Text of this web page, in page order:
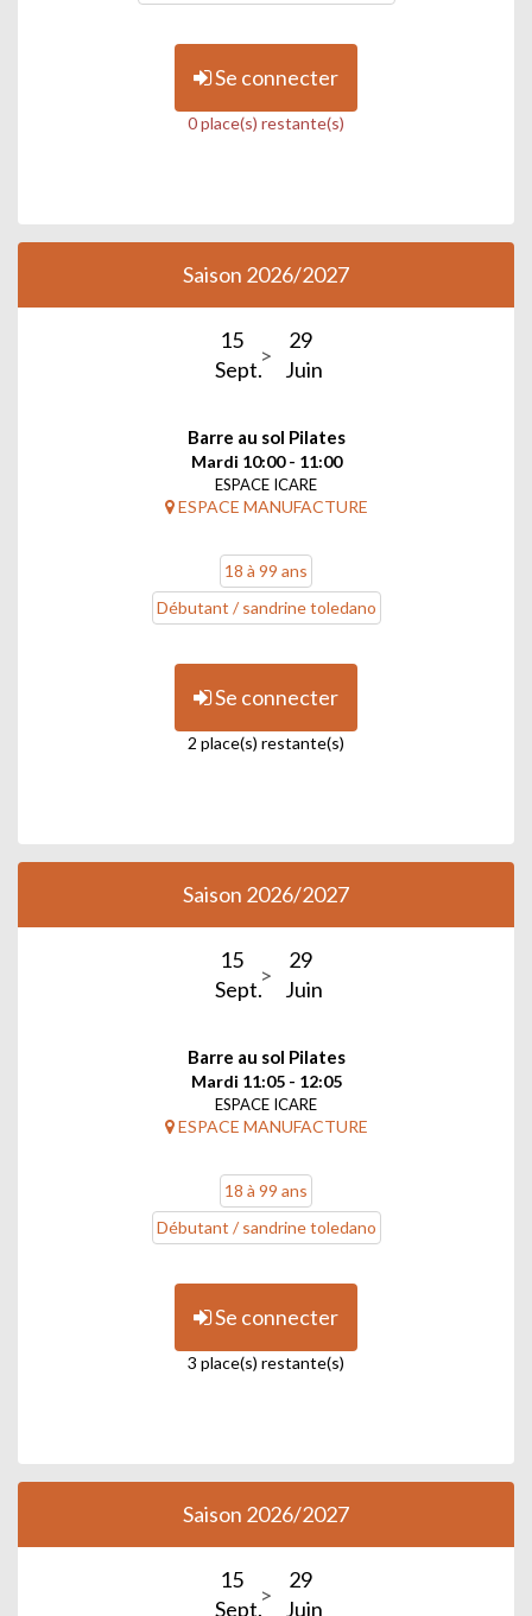
Se connecter
0 place(s) restante(s)
Saison 2026/2027
15
Sept.
29
Juin
Barre au sol Pilates
Mardi 10:00 - 11:00
ESPACE ICARE
ESPACE MANUFACTURE
18 à 99 ans
Débutant / sandrine toledano
Se connecter
2 place(s) restante(s)
Saison 2026/2027
15
Sept.
29
Juin
Barre au sol Pilates
Mardi 11:05 - 12:05
ESPACE ICARE
ESPACE MANUFACTURE
18 à 99 ans
Débutant / sandrine toledano
Se connecter
3 place(s) restante(s)
Saison 2026/2027
15
Sept.
29
Juin